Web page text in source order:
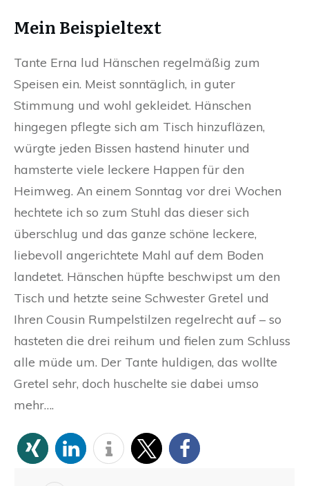
Mein Beispieltext
Tante Erna lud Hänschen regelmäßig zum
Speisen ein. Meist sonntäglich, in guter
Stimmung und wohl gekleidet. Hänschen
hingegen pflegte sich am Tisch hinzufläzen,
würgte jeden Bissen hastend hinuter und
hamsterte viele leckere Happen für den
Heimweg. An einem Sonntag vor drei Wochen
hechtete ich so zum Stuhl das dieser sich
überschlug und das ganze schöne leckere,
liebevoll angerichtete Mahl auf dem Boden
landetet. Hänschen hüpfte beschwipst um den
Tisch und hetzte seine Schwester Gretel und
Ihren Cousin Rumpelstilzen regelrecht auf – so
hasteten die drei reihum und fielen zum Schluss
alle müde um. Der Tante huldigen, das wollte
Gretel sehr, doch huschelte sie dabei umso
mehr….